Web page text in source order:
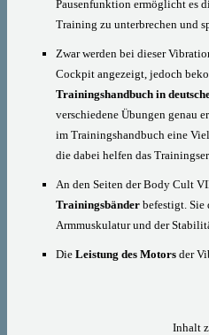
Pausenfunktion ermöglicht es
Training zu unterbrechen und
Zwar werden bei dieser
Cockpit angezeigt, jedoch
Trainingshandbuch in
verschiedene Übungen genau
im Trainingshandbuch eine
die dabei helfen das
An den Seiten der Body Cult
Trainingsbänder befestigt. Sie
Armmuskulatur und der
Die Leistung des Motors der
Inhalt